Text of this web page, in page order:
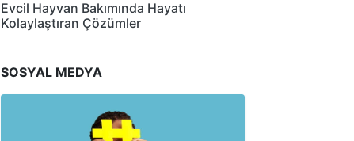
Evcil Hayvan Bakımında Hayatı
Kolaylaştıran Çözümler
SOSYAL MEDYA